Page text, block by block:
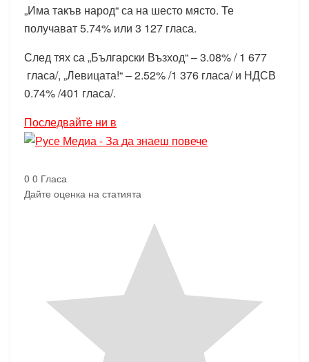
„Има такъв народ“ са на шесто място. Те
получават 5.74% или 3 127 гласа.
След тях са „Български Възход“ – 3.08% / 1 677
гласа/, „Левицата!“ – 2.52% /1 376 гласа/ и НДСВ
0.74% /401 гласа/.
Последвайте ни в
0 0 Гласа
Дайте оценка на статията